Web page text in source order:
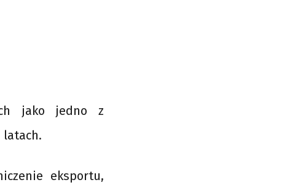
jako jedno z
latach.
eksportu,